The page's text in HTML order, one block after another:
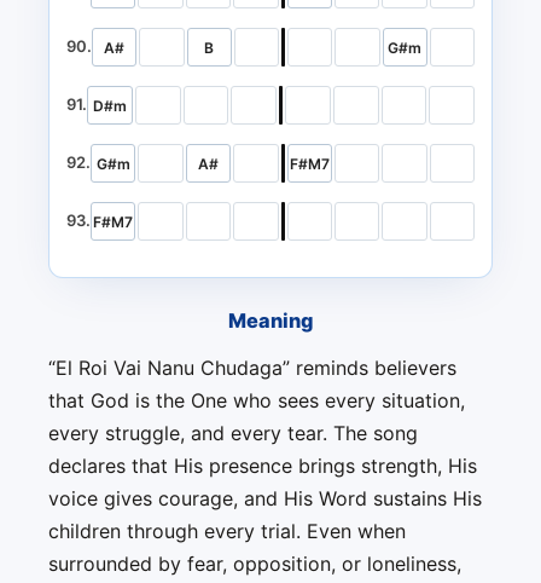
90. A# B G#m
91. D#m
92. G#m A# F#M7
93. F#M7
Meaning
“El Roi Vai Nanu Chudaga” reminds believers
that God is the One who sees every situation,
every struggle, and every tear. The song
declares that His presence brings strength, His
voice gives courage, and His Word sustains His
children through every trial. Even when
surrounded by fear, opposition, or loneliness,